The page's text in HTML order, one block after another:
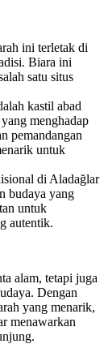
ini terletak di
Biara ini
satu situs
kastil abad
menghadap
pemandangan
untuk
di Aladağlar
budaya yang
untuk
autentik.
alam, tetapi juga
Dengan
yang menarik,
menawarkan